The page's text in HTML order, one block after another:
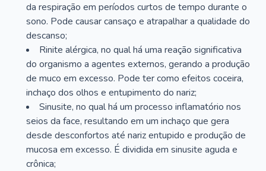
da respiração em períodos curtos de tempo durante o
sono. Pode causar cansaço e atrapalhar a qualidade do
descanso;
Rinite alérgica, no qual há uma reação significativa
do organismo a agentes externos, gerando a produção
de muco em excesso. Pode ter como efeitos coceira,
inchaço dos olhos e entupimento do nariz;
Sinusite, no qual há um processo inflamatório nos
seios da face, resultando em um inchaço que gera
desde desconfortos até nariz entupido e produção de
mucosa em excesso. É dividida em sinusite aguda e
crônica;